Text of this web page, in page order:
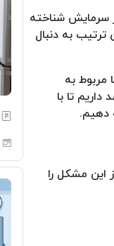
سرمایش شناخته
به دنبال
به
داریم تا با
دهیم.
این مشکل را